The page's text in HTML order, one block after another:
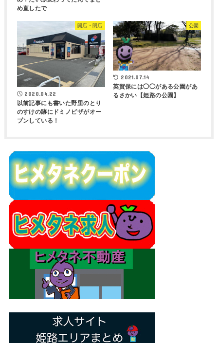
め直したで
開店・閉店
2020.04.22
以前記事にも書いた野里のとり
のすけの跡にドミノピザがオー
プンしている！
公園
2021.07.14
英賀保には◯◯がある公園があ
るさかい【姫路の公園】